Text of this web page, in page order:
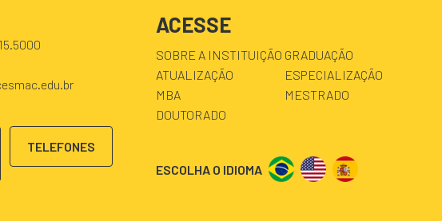
TELEFONES
ACESSE
SOBRE A INSTITUIÇÃO GRADUAÇÃO
ATUALIZAÇÃO
ESPECIALIZAÇÃO
MBA
MESTRADO
DOUTORADO
ESCOLHA O IDIOMA